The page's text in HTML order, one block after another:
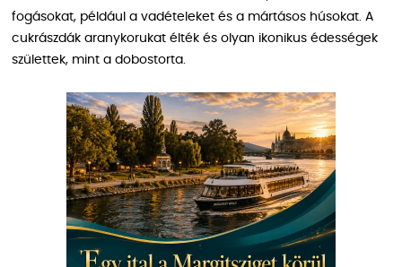
fogásokat, például a vadételeket és a mártásos húsokat. A
cukrászdák aranykorukat élték és olyan ikonikus édességek
születtek, mint a dobostorta.